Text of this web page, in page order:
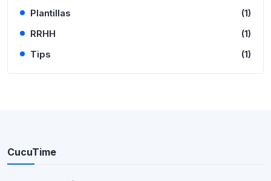
Plantillas
(1)
RRHH
(1)
Tips
(1)
CucuTime